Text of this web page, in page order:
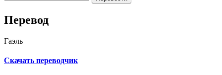
Перевод
Гаэль
Скачать переводчик